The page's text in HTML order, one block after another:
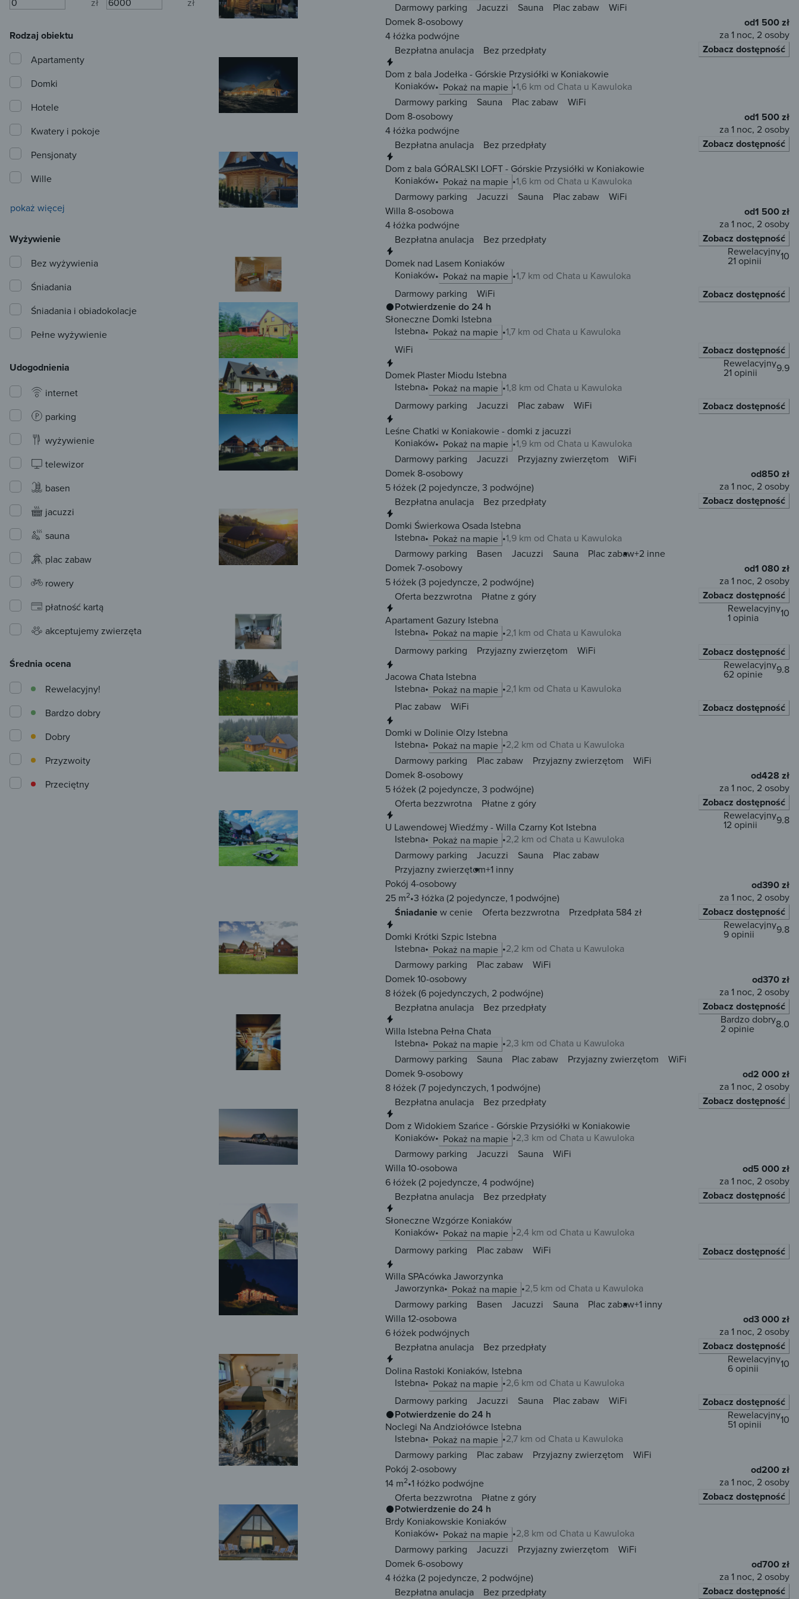
Darmowy parking
Jacuzzi Sauna Plac zabaw
WiFi
Domek 8-osobowy
4 łóżka podwójne
Bezpłatna anulacja
Bez przedpłaty
od1 500 zł
za 1 noc, 2 osoby
Zobacz dostępność
Dom z bala Jodełka - Górskie Przysiółki w Koniakowie
Koniaków
Pokaż na mapie
1,6 km od Chata u Kawuloka
Darmowy parking
Sauna Plac zabaw
WiFi
Dom 8-osobowy
4 łóżka podwójne
Bezpłatna anulacja
Bez przedpłaty
od1 500 zł
za 1 noc, 2 osoby
Zobacz dostępność
Dom z bala GÓRALSKI LOFT - Górskie Przysiółki w Koniakowie
Koniaków
Pokaż na mapie
1,6 km od Chata u Kawuloka
Darmowy parking
Jacuzzi Sauna Plac zabaw
WiFi
Willa 8-osobowa
4 łóżka podwójne
Bezpłatna anulacja
Bez przedpłaty
od1 500 zł
za 1 noc, 2 osoby
Zobacz dostępność
Domek nad Lasem Koniaków
Koniaków
Pokaż na mapie 1,7 km od Chata u Kawuloka
10
Rewelacyjny
21 opinii
Darmowy parking WiFi
Zobacz dostępność
Potwierdzenie do 24 h
Słoneczne Domki Istebna
Istebna
Pokaż na mapie
1,7 km od Chata u Kawuloka
WiFi
Zobacz dostępność
Domek Plaster Miodu Istebna
Istebna
Pokaż na mapie 1,8 km od Chata u Kawuloka
9.9
Rewelacyjny
21 opinii
Darmowy parking Jacuzzi Plac zabaw WiFi
Zobacz dostępność
Leśne Chatki w Koniakowie - domki z jacuzzi
Koniaków
Pokaż na mapie
1,9 km od Chata u Kawuloka
Darmowy parking
Jacuzzi Przyjazny zwierzętom
WiFi
Domek 8-osobowy
5 łóżek(2 pojedyncze, 3 podwójne)
Bezpłatna anulacja
Bez przedpłaty
od850 zł
za 1 noc, 2 osoby
Zobacz dostępność
Domki Świerkowa Osada Istebna
Istebna
Pokaż na mapie
1,9 km od Chata u Kawuloka
Darmowy parking
Basen Jacuzzi Sauna Plac zabaw+2 inne
Domek 7-osobowy
5 łóżek(3 pojedyncze, 2 podwójne)
Oferta bezzwrotna
Płatne z góry
od1 080 zł
za 1 noc, 2 osoby
Zobacz dostępność
Apartament Gazury Istebna
Istebna
Pokaż na mapie 2,1 km od Chata u Kawuloka
10
Rewelacyjny
1 opinia
Darmowy parking Przyjazny zwierzętom WiFi
Zobacz dostępność
Jacowa Chata Istebna
Istebna
Pokaż na mapie 2,1 km od Chata u Kawuloka
9.8
Rewelacyjny
62 opinie
Plac zabaw WiFi
Zobacz dostępność
Domki w Dolinie Olzy Istebna
Istebna
Pokaż na mapie
2,2 km od Chata u Kawuloka
Darmowy parking
Plac zabaw Przyjazny zwierzętom
WiFi
Domek 8-osobowy
5 łóżek(2 pojedyncze, 3 podwójne)
Oferta bezzwrotna
Płatne z góry
od428 zł
za 1 noc, 2 osoby
Zobacz dostępność
U Lawendowej Wiedźmy - Willa Czarny Kot Istebna
Istebna
Pokaż na mapie 2,2 km od Chata u Kawuloka
9.8
Rewelacyjny
12 opinii
Darmowy parking Jacuzzi Sauna
Plac zabaw
Przyjazny zwierzętom+1 inny
Pokój 4-osobowy
25 m2 3 łóżka(2 pojedyncze, 1 podwójne)
Śniadaniew cenie Oferta bezzwrotna Przedpłata 584 zł
od390 zł
za 1 noc, 2 osoby
Zobacz dostępność
Domki Krótki Szpic Istebna
Istebna
Pokaż na mapie 2,2 km od Chata u Kawuloka
9.8
Rewelacyjny
9 opinii
Darmowy parking Plac zabaw
WiFi
Domek 10-osobowy
8 łóżek(6 pojedynczych, 2 podwójne)
Bezpłatna anulacja
Bez przedpłaty
od370 zł
za 1 noc, 2 osoby
Zobacz dostępność
Willa Istebna Pełna Chata
Istebna
Pokaż na mapie 2,3 km od Chata u Kawuloka
8.0
Bardzo dobry
2 opinie
Darmowy parking Sauna Plac zabaw Przyjazny zwierzętom
WiFi
Domek 9-osobowy
8 łóżek(7 pojedynczych, 1 podwójne)
Bezpłatna anulacja
Bez przedpłaty
od2 000 zł
za 1 noc, 2 osoby
Zobacz dostępność
Dom z Widokiem Szańce - Górskie Przysiółki w Koniakowie
Koniaków
Pokaż na mapie
2,3 km od Chata u Kawuloka
Darmowy parking
Jacuzzi Sauna
WiFi
Willa 10-osobowa
6 łóżek(2 pojedyncze, 4 podwójne)
Bezpłatna anulacja
Bez przedpłaty
od5 000 zł
za 1 noc, 2 osoby
Zobacz dostępność
Słoneczne Wzgórze Koniaków
Koniaków
Pokaż na mapie
2,4 km od Chata u Kawuloka
Darmowy parking
Plac zabaw WiFi
Zobacz dostępność
Willa SPAcówka Jaworzynka
Jaworzynka
Pokaż na mapie
2,5 km od Chata u Kawuloka
Darmowy parking
Basen Jacuzzi Sauna Plac zabaw+1 inny
Willa 12-osobowa
6 łóżek podwójnych
Bezpłatna anulacja
Bez przedpłaty
od3 000 zł
za 1 noc, 2 osoby
Zobacz dostępność
Dolina Rastoki Koniaków, Istebna
Istebna
Pokaż na mapie 2,6 km od Chata u Kawuloka
10
Rewelacyjny
6 opinii
Darmowy parking Jacuzzi Sauna Plac zabaw WiFi
Zobacz dostępność
Potwierdzenie do 24 h
Noclegi Na Andziołówce Istebna
Istebna
Pokaż na mapie 2,7 km od Chata u Kawuloka
10
Rewelacyjny
51 opinii
Darmowy parking Plac zabaw Przyjazny zwierzętom
WiFi
Pokój 2-osobowy
14 m2 1 łóżko podwójne
Oferta bezzwrotna
Płatne z góry
od200 zł
za 1 noc, 2 osoby
Zobacz dostępność
Potwierdzenie do 24 h
Brdy Koniakowskie Koniaków
Koniaków
Pokaż na mapie
2,8 km od Chata u Kawuloka
Darmowy parking
Jacuzzi Przyjazny zwierzętom
WiFi
Domek 6-osobowy
4 łóżka(2 pojedyncze, 2 podwójne)
Bezpłatna anulacja
Bez przedpłaty
od700 zł
za 1 noc, 2 osoby
Zobacz dostępność
Rodzaj obiektu
Apartamenty
Domki
Hotele
Kwatery i pokoje
Pensjonaty
Wille
pokaż więcej
Wyżywienie
Bez wyżywienia
Śniadania
Śniadania i obiadokolacje
Pełne wyżywienie
Udogodnienia
internet
parking
wyżywienie
telewizor
basen
jacuzzi
sauna
plac zabaw
rowery
płatność kartą
akceptujemy zwierzęta
Średnia ocena
Przeciętny
Przyzwoity
Dobry
Bardzo dobry
Rewelacyjny!